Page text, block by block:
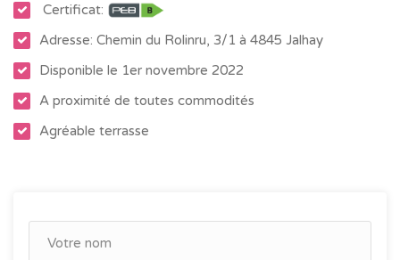
stores et de luminaires.
- Chauffage sol
- Compteur électrique bi-horaire
132 kWh/m².an
Certificat:
Adresse: Chemin du Rolinru, 3/1 à 4845 Jalhay
Disponible le 1er novembre 2022
A proximité de toutes commodités
Agréable terrasse